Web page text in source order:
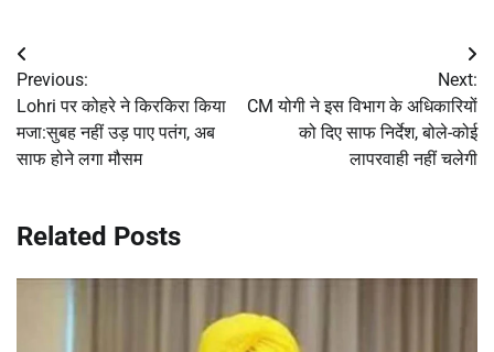
Post
navigation
Previous:
Lohri पर कोहरे ने किरकिरा किया
मजा:सुबह नहीं उड़ पाए पतंग, अब
साफ होने लगा मौसम
Next:
CM योगी ने इस विभाग के अधिकारियों
को दिए साफ निर्देश, बोले-कोई
लापरवाही नहीं चलेगी
Related Posts